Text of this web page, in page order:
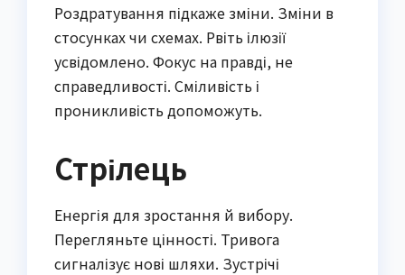
Роздратування підкаже зміни. Зміни в
стосунках чи схемах. Рвіть ілюзії
усвідомлено. Фокус на правді, не
справедливості. Сміливість і
проникливість допоможуть.
Стрілець
Енергія для зростання й вибору.
Перегляньте цінності. Тривога
сигналізує нові шляхи. Зустрічі